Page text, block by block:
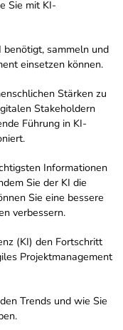
Sie mit KI-
benötigt, sammeln und
einsetzen können.
Stärken zu
Stakeholdern
Führung in KI-
Informationen
Sie der KI die
Sie eine bessere
verbessern.
(KI) den Fortschritt
Projektmanagement
Trends und wie Sie